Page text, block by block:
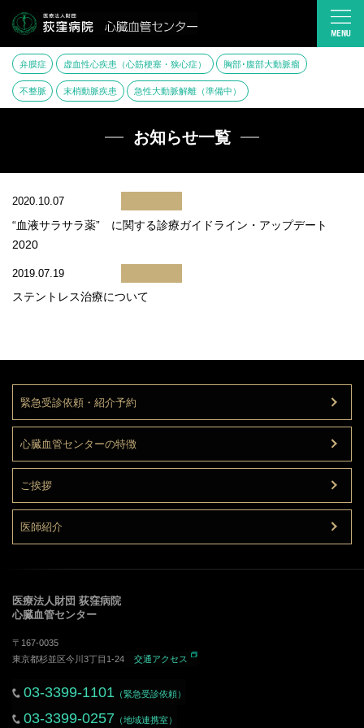
弁膜症 虚血性心疾患（心筋梗塞・狭心症） 胸部･腹部大動脈瘤
不整脈 末梢動脈疾患 急性大動脈解離（準備中）
お知らせ一覧
2020.10.07
“血液サラサラ薬” に関する診療ガイドライン・アップデート
2020
2019.07.19
ステントレス治療について
緊急受診依頼・紹介予約
心臓血管センターの特徴
ご挨拶
医師紹介
医療法人財団 荻窪病院
心臓血管センター
〒167-0035
東京都杉並区今川3丁目1-24
交通アクセス
03-3399-1101 （緊急受診依頼）
03-3399-0257 （地域連携室）